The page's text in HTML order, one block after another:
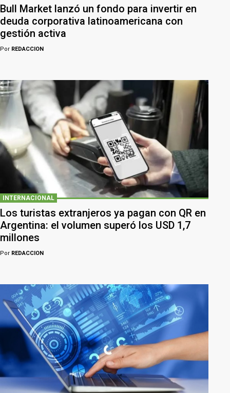
Bull Market lanzó un fondo para invertir en
deuda corporativa latinoamericana con
gestión activa
Por REDACCION
INTERNACIONAL
Los turistas extranjeros ya pagan con QR en
Argentina: el volumen superó los USD 1,7
millones
Por REDACCION